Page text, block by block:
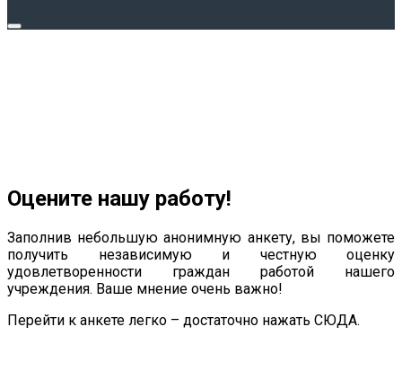
Оцените нашу работу!
Заполнив небольшую анонимную анкету, вы поможете
получить независимую и честную оценку
удовлетворенности граждан работой нашего
учреждения. Ваше мнение очень важно!
Перейти к анкете легко – достаточно нажать СЮДА.